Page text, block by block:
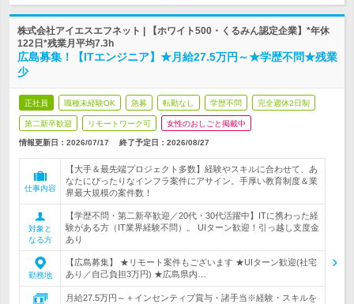
株式会社アイエスエフネット | 【ホワイト500・くるみん認定企業】*年休
122日*残業月平均7.3h
広島募集！【ITエンジニア】★月給27.5万円～★学歴不問★残業
少
正社員 職種未経験OK 急募 転勤なし 学歴不問 完全週休2日制
第二新卒歓迎 リモートワーク可 女性のおしごと掲載中
情報更新日：2026/07/17 終了予定日： 2026/08/27
仕事内容
【大手＆最先端プロジェクト多数】経験やスキルに合わせて、あ
なたにぴったりなインフラ案件にアサイン。手厚い教育制度＆業
界最大規模の案件数！
対象と
なる方
【学歴不問・第二新卒歓迎／20代・30代活躍中】ITに携わった経
験がある方（IT業界経験不問）。 UIターン歓迎！引っ越し支度金
あり
勤務地
【広島募集】 ★リモート案件もございます ★UIターン歓迎(社宅
あり／自己負担3万円) ★広島県内…
月給27.5万円～＋インセンティブ賞与・諸手当※経験・スキルを